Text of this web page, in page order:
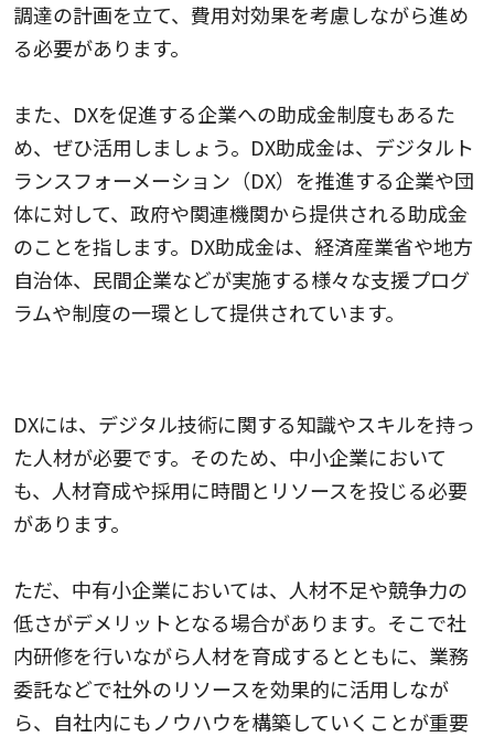
調達の計画を立て、費用対効果を考慮しながら進め
る必要があります。
また、DXを促進する企業への助成金制度もあるた
め、ぜひ活用しましょう。DX助成金は、デジタルト
ランスフォーメーション（DX）を推進する企業や団
体に対して、政府や関連機関から提供される助成金
のことを指します。DX助成金は、経済産業省や地方
自治体、民間企業などが実施する様々な支援プログ
ラムや制度の一環として提供されています。
DXには、デジタル技術に関する知識やスキルを持っ
た人材が必要です。そのため、中小企業において
も、人材育成や採用に時間とリソースを投じる必要
があります。
ただ、中有小企業においては、人材不足や競争力の
低さがデメリットとなる場合があります。そこで社
内研修を行いながら人材を育成するとともに、業務
委託などで社外のリソースを効果的に活用しなが
ら、自社内にもノウハウを構築していくことが重要